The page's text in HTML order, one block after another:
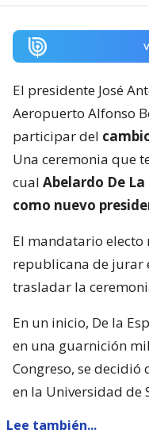
El presidente José
Aeropuerto Alfonso
participar del
Una ceremonia que
cual Abelardo De
como nuevo
El mandatario
republicana de jurar
trasladar la
En un inicio, De la
en una guarnición
Congreso, se
en la Universidad de
Lee también...